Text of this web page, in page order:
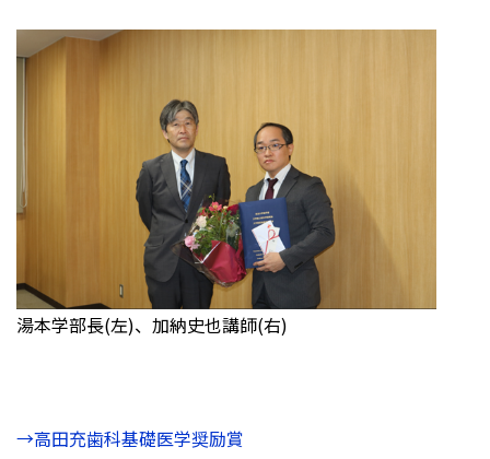
湯本学部長(左)、加納史也講師(右)
→高田充歯科基礎医学奨励賞